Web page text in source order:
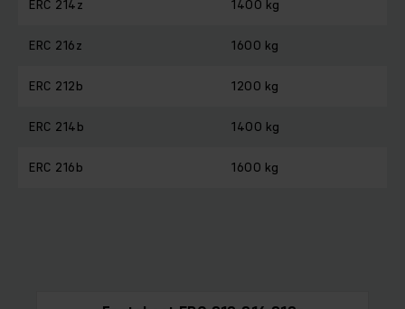
ERC 214z 1400 kg
ERC 216z 1600 kg
ERC 212b 1200 kg
ERC 214b 1400 kg
ERC 216b 1600 kg